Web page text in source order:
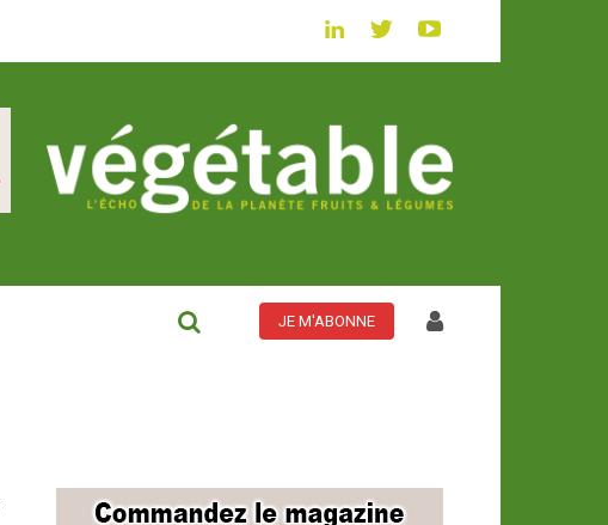
JE M'ABONNE